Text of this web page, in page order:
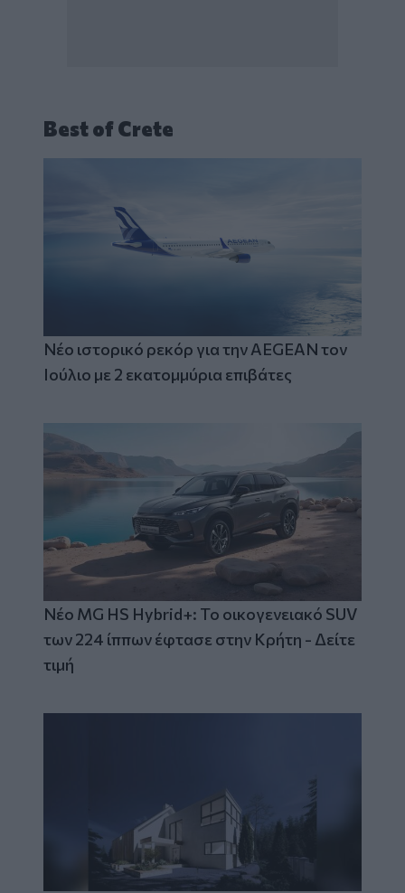
Best of Crete
Νέο ιστορικό ρεκόρ για την AEGEAN τον
Ιούλιο με 2 εκατομμύρια επιβάτες
Νέο MG HS Hybrid+: Το οικογενειακό SUV
των 224 ίππων έφτασε στην Κρήτη - Δείτε
τιμή